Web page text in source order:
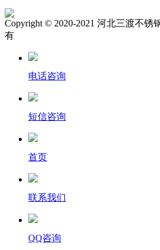
Copyright © 2020-2021 河北三渡不锈
有
电话咨询
短信咨询
首页
联系我们
QQ咨询